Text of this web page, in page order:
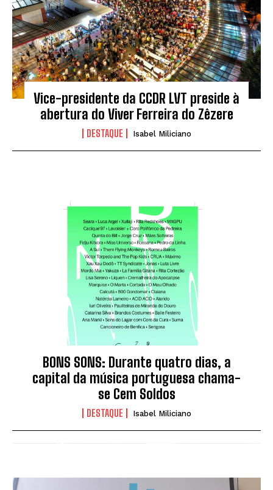
Vice-presidente da CCDR LVT preside à
abertura do Viver Ferreira do Zêzere
DESTAQUE Isabel Miliciano
BONS SONS: Durante quatro dias, a
capital da música portuguesa chama-
se Cem Soldos
DESTAQUE Isabel Miliciano